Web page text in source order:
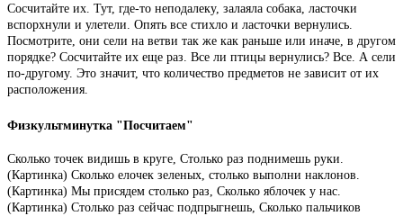
Сосчитайте их. Тут, где-то неподалеку, залаяла собака, ласточки
вспорхнули и улетели. Опять все стихло и ласточки вернулись.
Посмотрите, они сели на ветви так же как раньше или иначе, в другом
порядке? Сосчитайте их еще раз. Все ли птицы вернулись? Все. А сели
по-другому. Это значит, что количество предметов не зависит от их
расположения.
Физкультминутка "Посчитаем"
Сколько точек видишь в круге, Столько раз поднимешь руки.
(Картинка) Сколько елочек зеленых, столько выполни наклонов.
(Картинка) Мы присядем столько раз, Сколько яблочек у нас.
(Картинка) Столько раз сейчас подпрыгнешь, Сколько пальчиков